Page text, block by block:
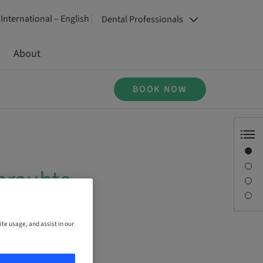
International – English Dental Professionals
About
BOOK NOW
usage, and assist in our